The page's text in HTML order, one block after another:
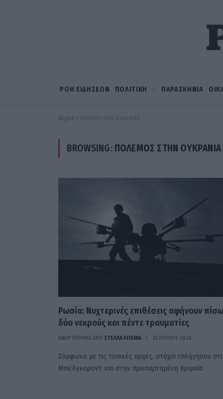
ΡΟΗ ΕΙΔΗΣΕΩΝ ΠΟΛΙΤΙΚΗ ΠΑΡΑΣΚΗΝΙΑ
Αρχική » πόλεμος στην Ουκρανία
BROWSING: ΠΌΛΕΜΟΣ ΣΤΗΝ ΟΥΚΡΑΝΊΑ
Ρωσία: Νυχτερινές επιθέσεις αφήνουν
δύο νεκρούς και πέντε τραυματίες
ΑΝΑΡΤΗΘΗΚΕ ΑΠΟ ΣΤΈΛΛΑ ΛΊΤΑΙΝΑ 23 ΙΟΥΛΊΟΥ 2026
Σύμφωνα με τις τοπικές αρχές, στόχοι επλήγησαν
Μπιέλγκοροντ και στην προσαρτημένη Κριμαία